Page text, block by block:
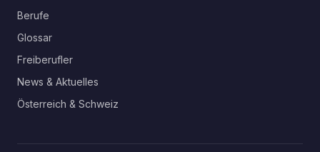
Berufe
Glossar
Freiberufler
News & Aktuelles
Österreich & Schweiz